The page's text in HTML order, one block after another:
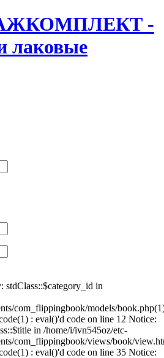
-
лаковые
stdClass::$category_id in
com_flippingbook/models/
: eval()'d code on line 12 Notice:
in /home/i/ivn545oz/etc-
com_flippingbook/views/book/
: eval()'d code on line 35 Notice: